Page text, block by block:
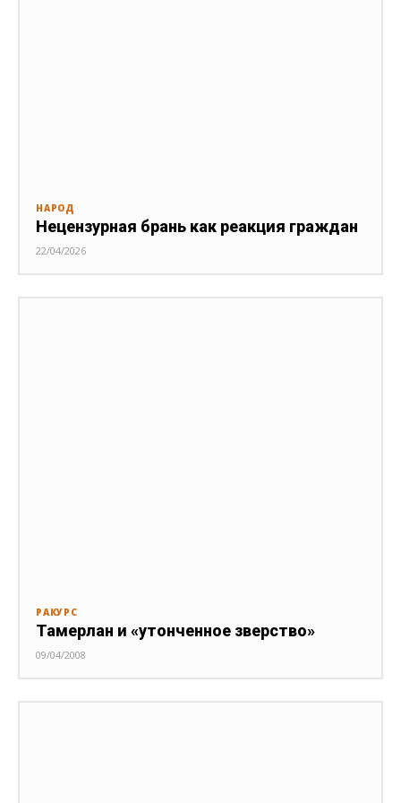
НАРОД
Нецензурная брань как реакция граждан
22/04/2026
РАКУРС
Тамерлан и «утонченное зверство»
09/04/2008